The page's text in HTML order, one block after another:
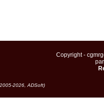
Copyright -
2026, ADSoft)